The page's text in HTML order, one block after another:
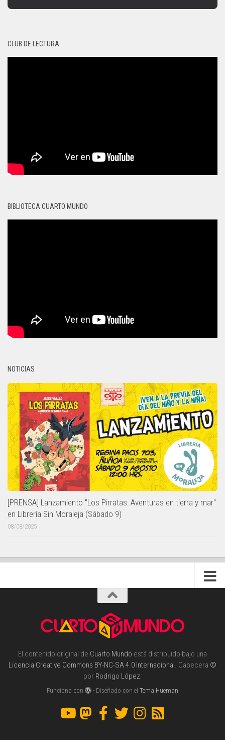
CLUB DE LECTURA
BIBLIOTECA CUARTO MUNDO
NOTICIAS
[PRENSA] Lanzamiento "Los Pirratas: Aventuras en tierra y mar"
en Librería Sin Moraleja (Sábado 9)
08/08/2025
El contenido original de Cuarto Mundo está distribuido bajo una
Licencia Creative Commons BY-NC-SA 4.0 Internacional . Cabecera ©
por Rodrigo López.
Funciona con - Diseñado con elTema Hueman